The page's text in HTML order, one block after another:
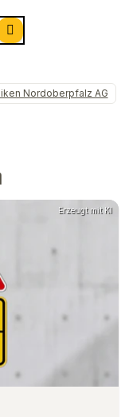
Nordoberpfalz AG
Erzeugt mit KI